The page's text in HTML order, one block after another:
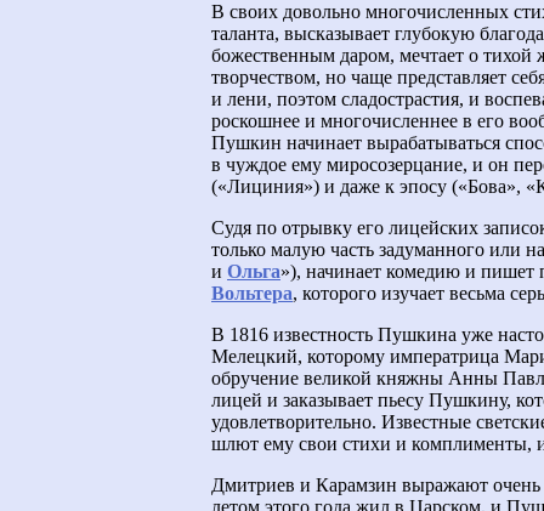
В своих довольно многочисленных
таланта, высказывает глубокую
божественным даром, мечтает о тихой
творчеством, но чаще представляет
и лени, поэтом сладострастия, и
роскошнее и многочисленнее в его
Пушкин начинает вырабатываться
в чуждое ему миросозерцание, и он
(«Лициния») и даже к эпосу («Бова»,
Судя по отрывку его лицейских
только малую часть задуманного или
и Ольга»), начинает комедию и пишет
Вольтера, которого изучает весьма
В 1816 известность Пушкина уже
Мелецкий, которому императрица
обручение великой княжны Анны
лицей и заказывает пьесу Пушкину,
удовлетворительно. Известные
шлют ему свои стихи и комплименты,
Дмитриев и Карамзин выражают
летом этого года жил в Царском, и